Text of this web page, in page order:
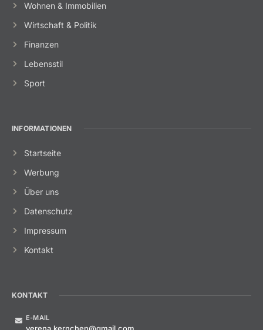
Wohnen & Immobilien
Wirtschaft & Politik
Finanzen
Lebensstil
Sport
INFORMATIONEN
Startseite
Werbung
Über uns
Datenschutz
Impressum
Kontakt
KONTAKT
E-MAIL